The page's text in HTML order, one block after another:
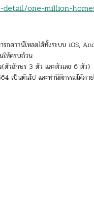
detail/one-million-
รถดาวน์โหลดได้ทั้งระบบ iOS,
ให้ครบถ้วน
(ตัวอักษร 3 ตัว และตัวเลข 6 ตัว)
เป็นต้นไป และทำนิติกรรมได้ภ